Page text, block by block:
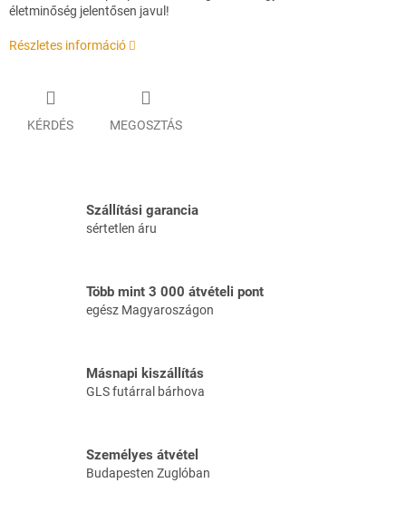
életminőség jelentősen javul!
Részletes információ
KÉRDÉS MEGOSZTÁS
Szállítási garancia
sértetlen áru
Több mint 3 000 átvételi pont
egész Magyaroszágon
Másnapi kiszállítás
GLS futárral bárhova
Személyes átvétel
Budapesten Zuglóban